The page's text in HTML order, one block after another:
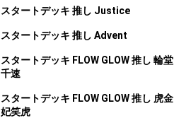
スタートデッキ 推し Justice
スタートデッキ 推し Advent
スタートデッキ FLOW GLOW 推し 輪堂
千速
スタートデッキ FLOW GLOW 推し 虎金
妃笑虎